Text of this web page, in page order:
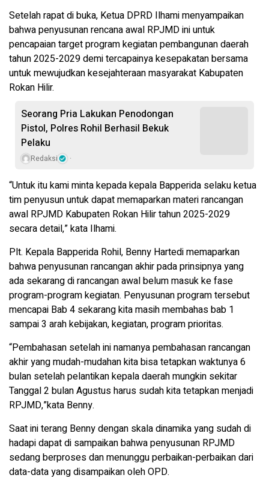
Setelah rapat di buka, Ketua DPRD Ilhami menyampaikan
bahwa penyusunan rencana awal RPJMD ini untuk
pencapaian target program kegiatan pembangunan daerah
tahun 2025-2029 demi tercapainya kesepakatan bersama
untuk mewujudkan kesejahteraan masyarakat Kabupaten
Rokan Hilir.
Seorang Pria Lakukan Penodongan
Pistol, Polres Rohil Berhasil Bekuk
Pelaku
Redaksi
“Untuk itu kami minta kepada kepala Bapperida selaku ketua
tim penyusun untuk dapat memaparkan materi rancangan
awal RPJMD Kabupaten Rokan Hilir tahun 2025-2029
secara detail,” kata Ilhami.
Plt. Kepala Bapperida Rohil, Benny Hartedi memaparkan
bahwa penyusunan rancangan akhir pada prinsipnya yang
ada sekarang di rancangan awal belum masuk ke fase
program-program kegiatan. Penyusunan program tersebut
mencapai Bab 4 sekarang kita masih membahas bab 1
sampai 3 arah kebijakan, kegiatan, program prioritas.
“Pembahasan setelah ini namanya pembahasan rancangan
akhir yang mudah-mudahan kita bisa tetapkan waktunya 6
bulan setelah pelantikan kepala daerah mungkin sekitar
Tanggal 2 bulan Agustus harus sudah kita tetapkan menjadi
RPJMD,”kata Benny.
Saat ini terang Benny dengan skala dinamika yang sudah di
hadapi dapat di sampaikan bahwa penyusunan RPJMD
sedang berproses dan menunggu perbaikan-perbaikan dari
data-data yang disampaikan oleh OPD.